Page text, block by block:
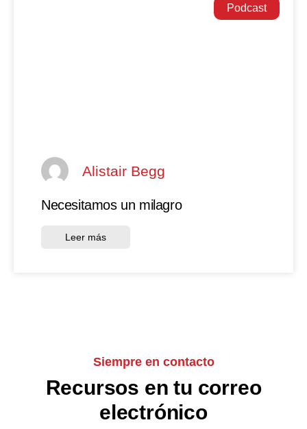
Podcast
Alistair Begg
Necesitamos un milagro
Leer más
Siempre en contacto
Recursos en tu correo
electrónico